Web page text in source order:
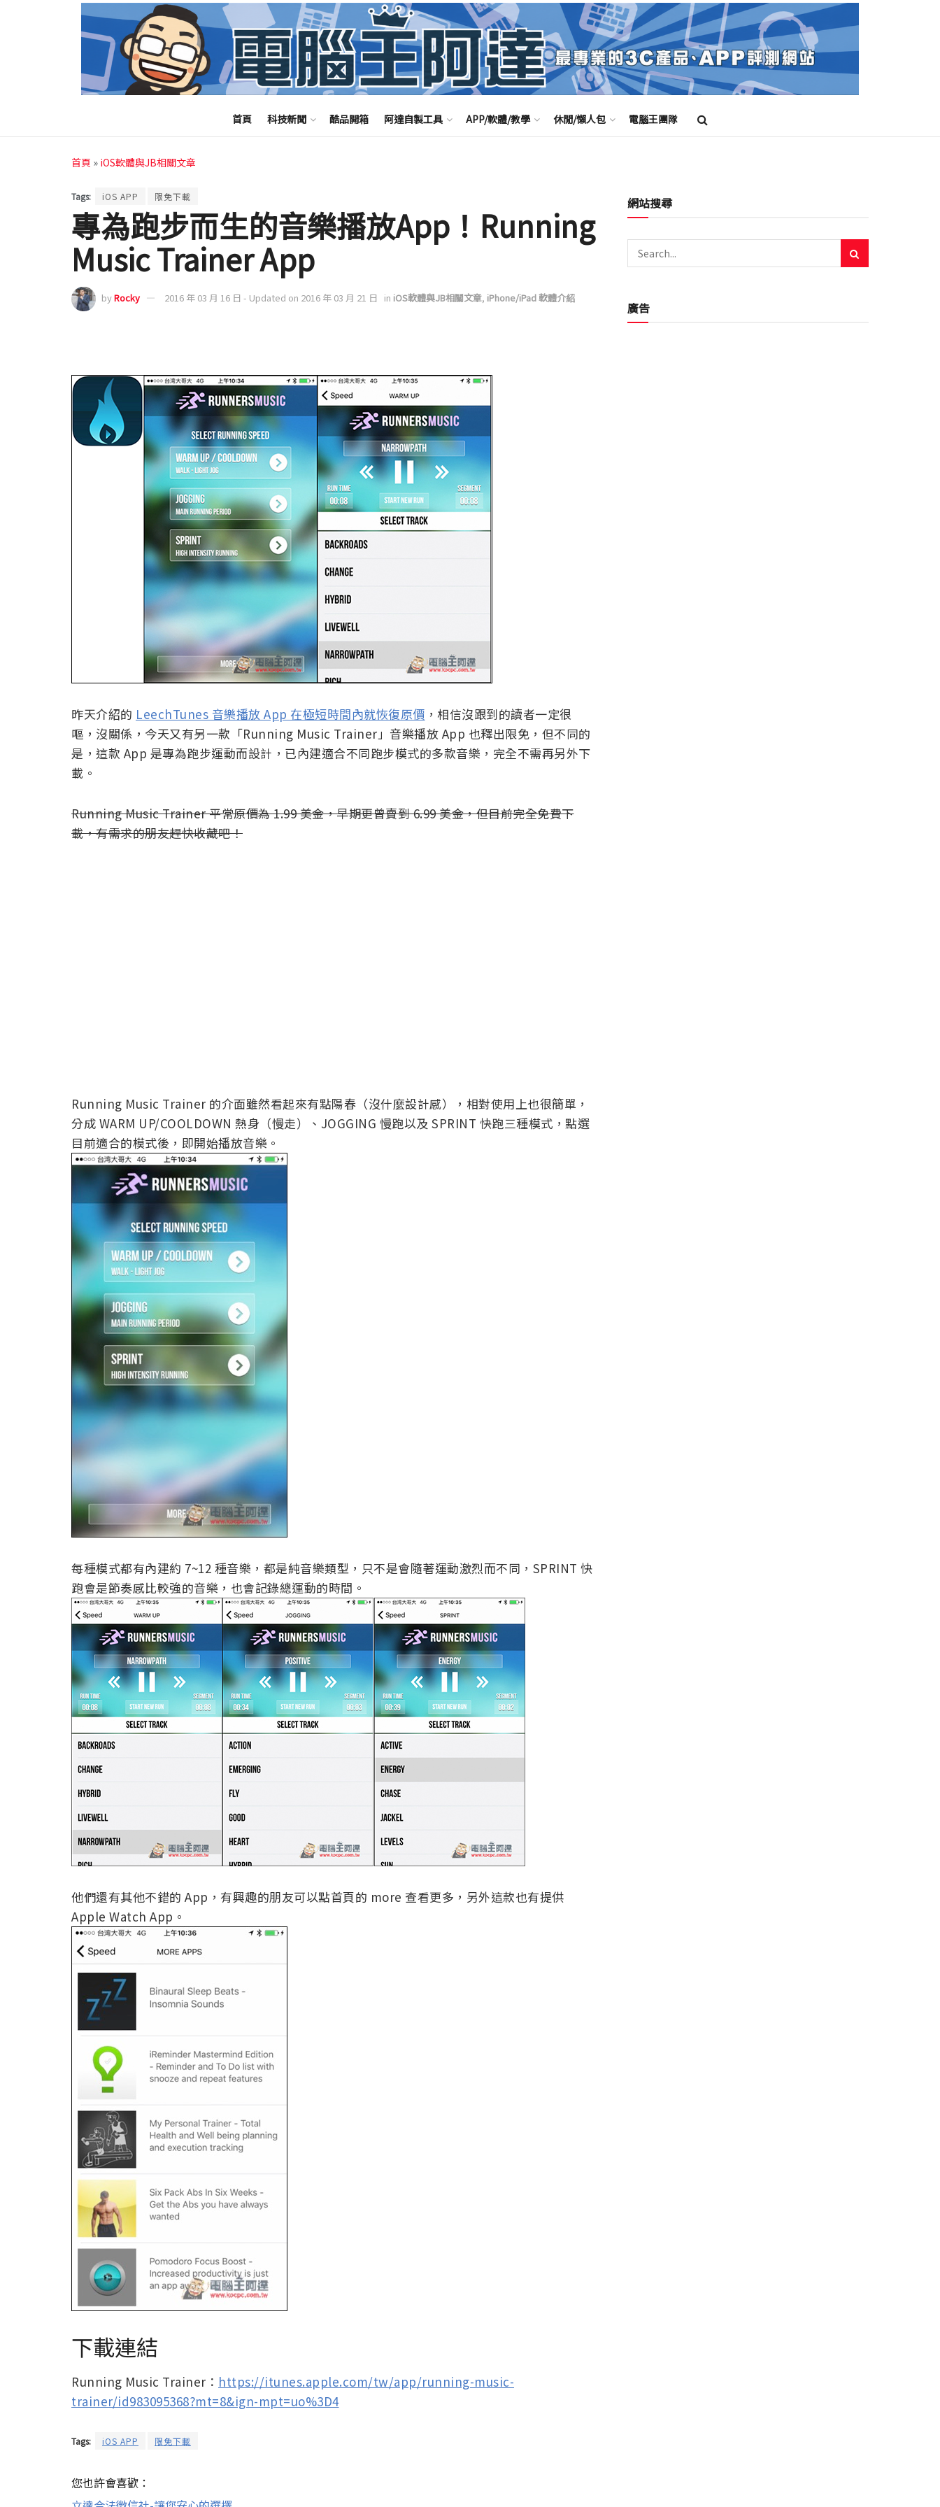
首頁 科技新聞 酷品開箱 阿達自製工具 APP/軟體/教學 休閒/懶人包 電腦王團隊
首頁 » iOS軟體與JB相關文章
Tags: iOS APP 限免下載
專為跑步而生的音樂播放App！Running
Music Trainer App
byRocky 2016 年 03 月 16 日 - Updated on 2016 年 03 月 21 日 in iOS軟體與JB相關文章, iPhone/iPad 軟體介紹
昨天介紹的 LeechTunes 音樂播放 App 在極短時間內就恢復原價 ，相信沒跟到的讀者一定很
嘔，沒關係，今天又有另一款「Running Music Trainer」音樂播放 App 也釋出限免，但不同的
是，這款 App 是專為跑步運動而設計，已內建適合不同跑步模式的多款音樂，完全不需再另外下
載。
Running Music Trainer 平常原價為 1.99 美金，早期更曾賣到 6.99 美金，但目前完全免費下
載，有需求的朋友趕快收藏吧！
Running Music Trainer 的介面雖然看起來有點陽春（沒什麼設計感），相對使用上也很簡單，
分成 WARM UP/COOLDOWN 熱身（慢走）、JOGGING 慢跑以及 SPRINT 快跑三種模式，點選
目前適合的模式後，即開始播放音樂。
每種模式都有內建約 7~12 種音樂，都是純音樂類型，只不是會隨著運動激烈而不同，SPRINT 快
跑會是節奏感比較強的音樂，也會記錄總運動的時間。
他們還有其他不錯的 App，有興趣的朋友可以點首頁的 more 查看更多，另外這款也有提供
Apple Watch App。
下載連結
Running Music Trainer： https://itunes.apple.com/tw/app/running-music-
trainer/id983095368?mt=8&ign-mpt=uo%3D4
Tags: iOS APP 限免下載
您也許會喜歡：
網站搜尋
廣告